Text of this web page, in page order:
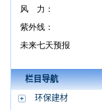
栏目导航
环保建材